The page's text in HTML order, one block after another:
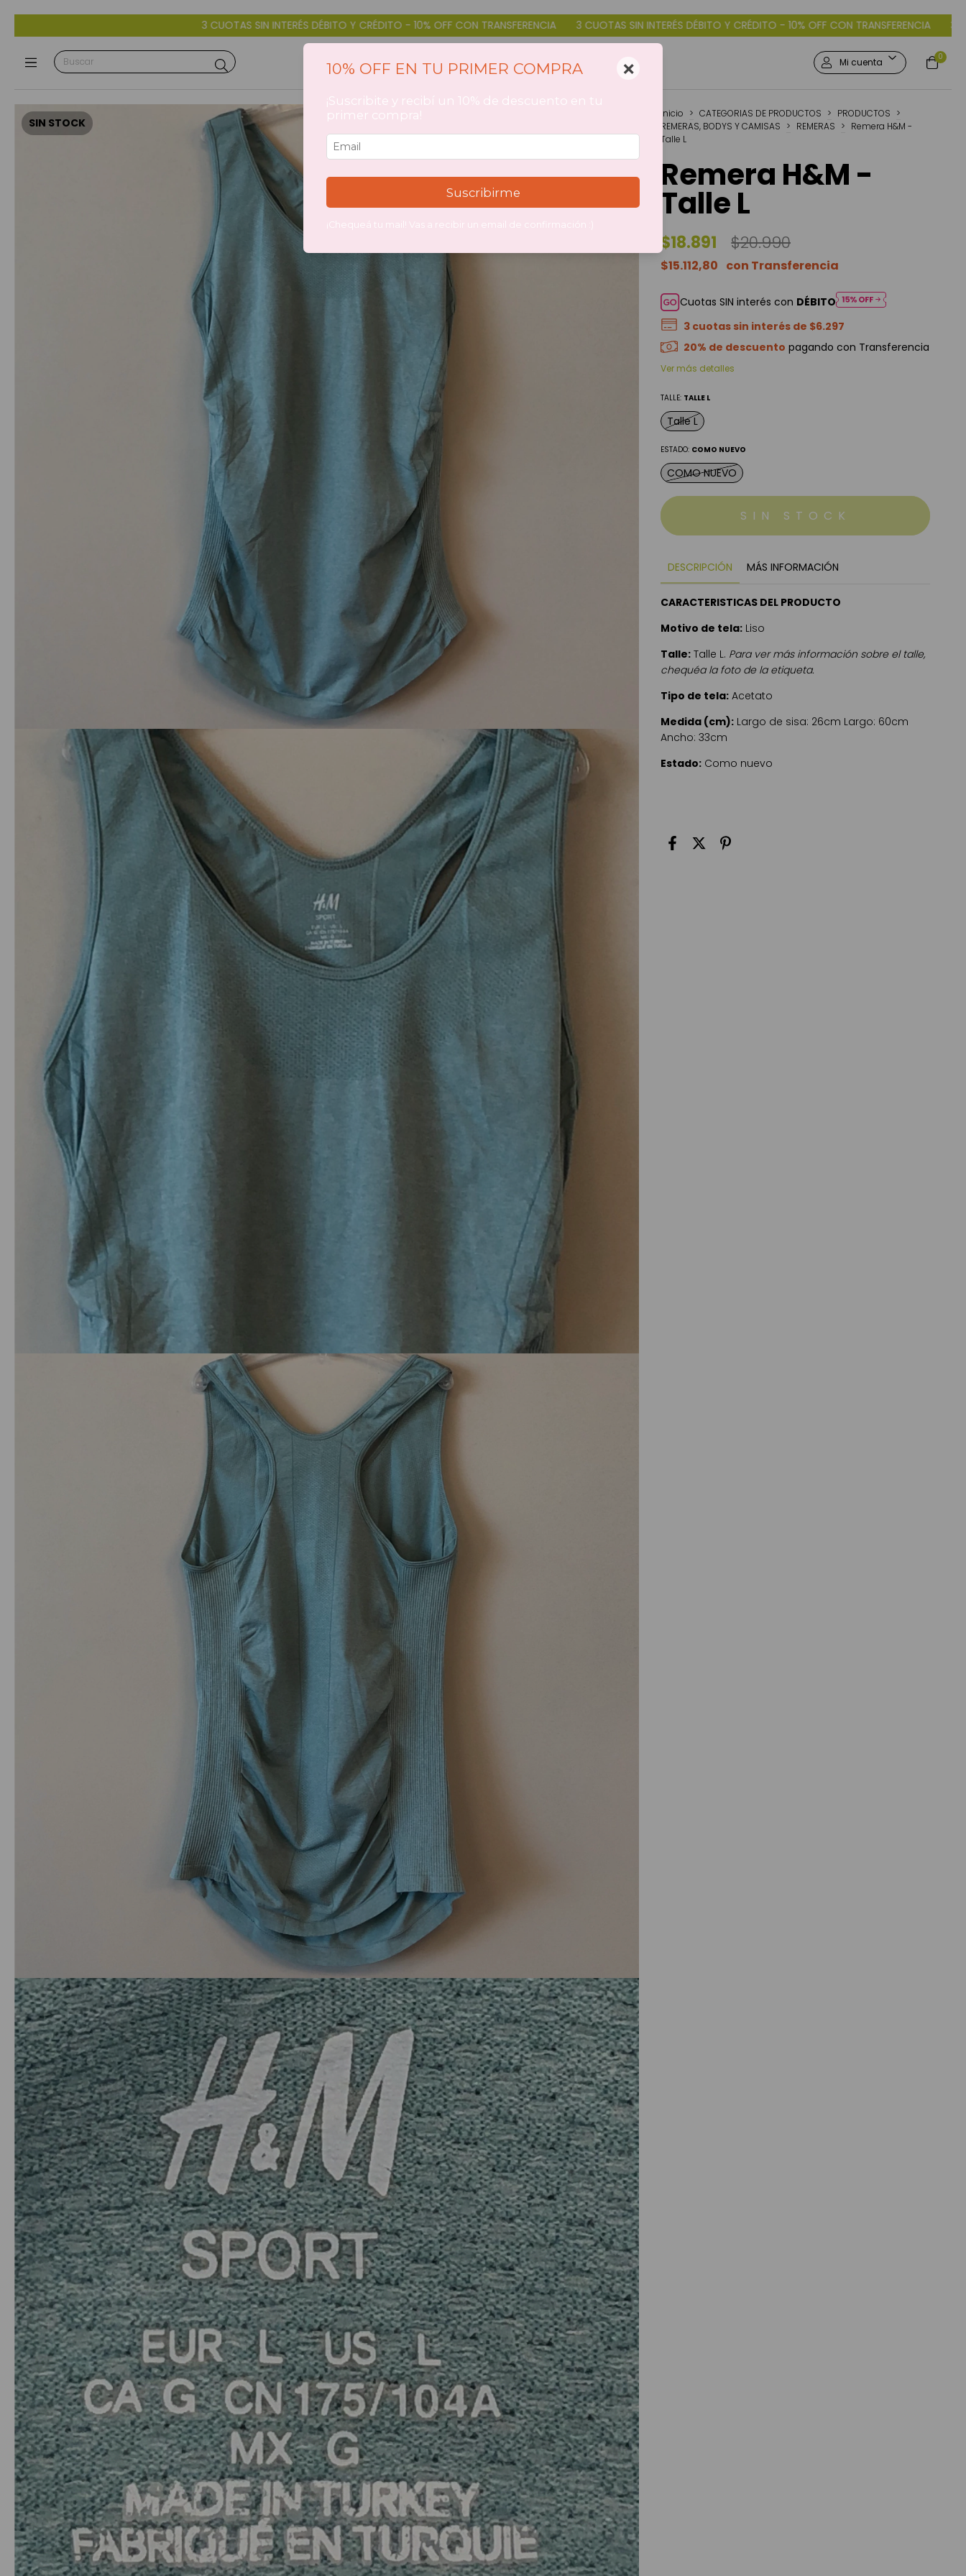
3 CUOTAS SIN INTERÉS DÉBITO Y CRÉDITO - 10% OFF CON TRANSFERENCIA 3 CUOTAS SIN INTERÉS DÉBITO Y CRÉDITO - 10% OFF CON TRANSFERENCIA 3 CUOTAS SIN INTERÉS DÉBITO Y
Mi cuenta 0
SIN STOCK
Inicio > CATEGORIAS DE PRODUCTOS > PRODUCTOS >
REMERAS, BODYS Y CAMISAS > REMERAS > Remera H&M -
Talle L
Remera H&M -
Talle L
$18.891 $20.990
$15.112,80
Cuotas SIN interés con DÉBITO
3 cuotas sin interés de $6.297
20% de descuento pagando con Transferencia
Ver más detalles
TALLE: TALLE L
Talle L
ESTADO: COMO NUEVO
COMO NUEVO
DESCRIPCIÓN MÁS INFORMACIÓN
CARACTERISTICAS DEL PRODUCTO
Motivo de tela: Liso
Talle: Talle L. Para ver más información sobre el talle,
chequéa la foto de la etiqueta.
Tipo de tela: Acetato
Medida (cm): Largo de sisa: 26cm Largo: 60cm
Ancho: 33cm
Estado: Como nuevo
10% OFF EN TU PRIMER COMPRA ×
¡Suscribite y recibí un 10% de descuento en tu
primer compra!
Suscribirme
¡Chequeá tu mail! Vas a recibir un email de confirmación :)